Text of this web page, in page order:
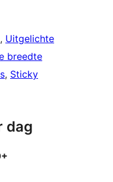
, Uitgelichte
breedte
, Sticky
dag